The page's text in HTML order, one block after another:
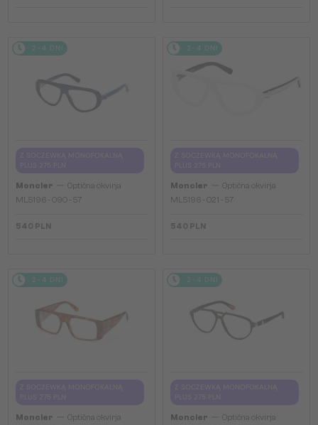
2-4 DNI
Moncler
Optična okvirja
ML5196 - 090 - 57
540 PLN
2-4 DNI
Moncler
Optična okvirja
ML5196 - 021 - 57
540 PLN
2-4 DNI
Moncler
Optična okvirja
2-4 DNI
Moncler
Optična okvirja